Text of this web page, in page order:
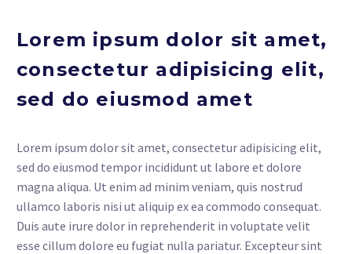
Lorem ipsum dolor sit amet,
consectetur adipisicing elit,
sed do eiusmod amet
Lorem ipsum dolor sit amet, consectetur adipisicing elit,
sed do eiusmod tempor incididunt ut labore et dolore
magna aliqua. Ut enim ad minim veniam, quis nostrud
ullamco laboris nisi ut aliquip ex ea commodo consequat.
Duis aute irure dolor in reprehenderit in voluptate velit
esse cillum dolore eu fugiat nulla pariatur. Excepteur sint